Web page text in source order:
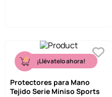
¡Llévatelo ahora!
Protectores para Mano
Tejido Serie Miniso Sports